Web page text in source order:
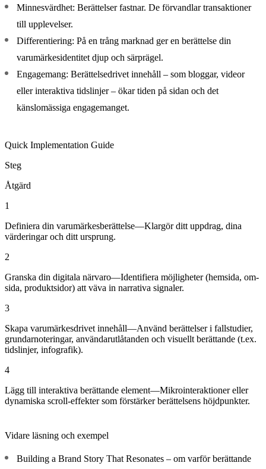
Minnesvärdhet: Berättelser fastnar. De förvandlar transaktioner
till upplevelser.
Differentiering: På en trång marknad ger en berättelse din
varumärkesidentitet djup och särprägel.
Engagemang: Berättelsedrivet innehåll – som bloggar, videor
eller interaktiva tidslinjer – ökar tiden på sidan och det
känslomässiga engagemanget.
Quick Implementation Guide
Steg
Åtgärd
1
Definiera din varumärkesberättelse—Klargör ditt uppdrag, dina
värderingar och ditt ursprung.
2
Granska din digitala närvaro—Identifiera möjligheter (hemsida, om-
sida, produktsidor) att väva in narrativa signaler.
3
Skapa varumärkesdrivet innehåll—Använd berättelser i fallstudier,
grundarnoteringar, användarutlåtanden och visuellt berättande (t.ex.
tidslinjer, infografik).
4
Lägg till interaktiva berättande element—Mikrointeraktioner eller
dynamiska scroll-effekter som förstärker berättelsens höjdpunkter.
Vidare läsning och exempel
Building a Brand Story That Resonates – om varför berättande